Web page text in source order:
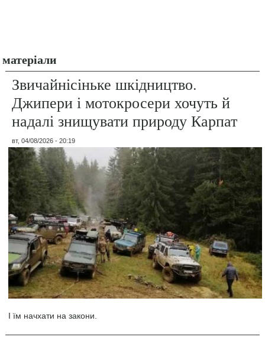
матеріали
Звичайнісіньке шкідництво.
Джипери і мотокросери хочуть й
надалі знищувати природу Карпат
вт, 04/08/2026 - 20:19
І їм начхати на закони.